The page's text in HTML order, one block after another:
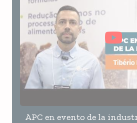
APC en evento de la